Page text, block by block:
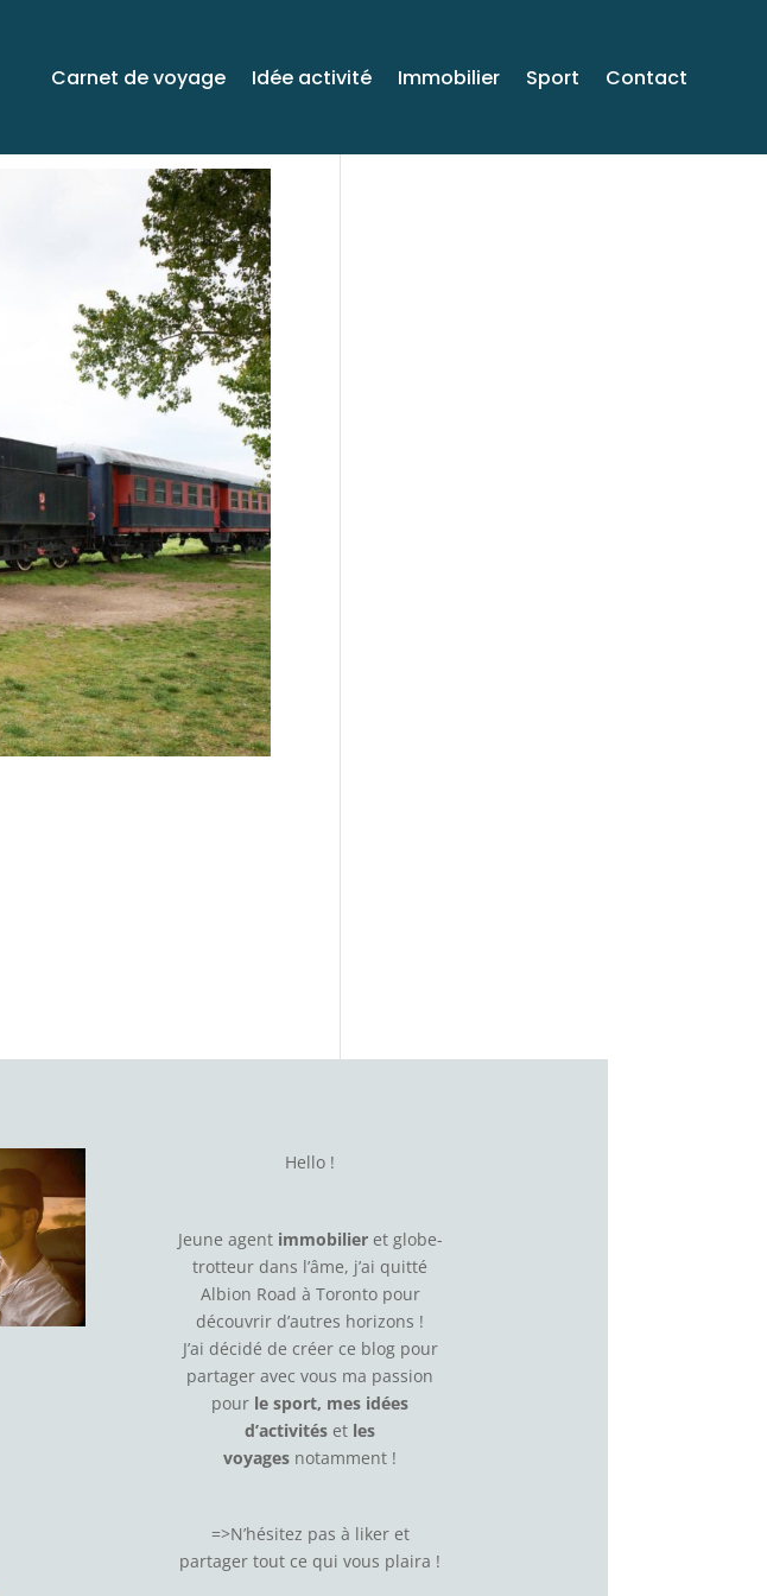
Carnet de voyage Idée activité Immobilier Sport Contact
Venez voyager avec
Hello !
Jeune agent immobilieret globe-
trotteur dans l’âme, j’ai quitté
Albion Road à Toronto pour
découvrir d’autres horizons !
J’ai décidé de créer ce blog pour
partager avec vous ma passion
pour le sport, mes idées
d’activités et les
voyages notamment !
=>N’hésitez pas à likeret
partager tout ce qui vous plaira !